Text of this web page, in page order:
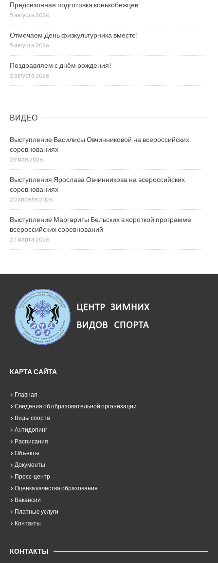
Предсезонная подготовка конькобежцев
5 августа 2026
Отмечаем День физкультурника вместе!
5 августа 2026
Поздравляем с днём рождения!
2 августа 2026
ВИДЕО
Выступление Василисы Овчинниковой на всероссийских
соревнованиях
29 мая 2026
Выступления Ярослава Овчинникова на всероссийских
соревнованиях
20 апреля 2026
Выступление Маргариты Бельских в короткой программе
всероссийских соревнований
27 марта 2026
КАРТА САЙТА
Главная
Сведения об образовательной организации
Виды спорта
Антидопинг
Расписания
Объекты
Документы
Пресс-центр
Оценка качества образования
Вакансии
Платные услуги
Контакты
КОНТАКТЫ